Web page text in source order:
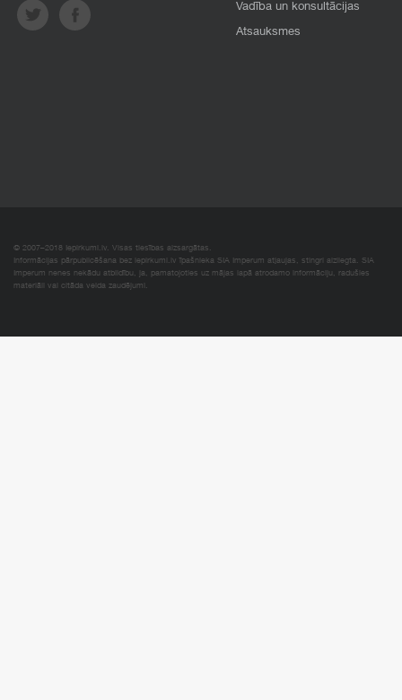
Vadība un konsultācijas
Atsauksmes
© 2007–2018 Iepirkumi.lv. Visas tiesības aizsargātas.
Informācijas pārpublicēšana bez iepirkumi.lv īpašnieka SIA Imperum atļaujas, stingri aizliegta. SIA
Imperum nenes nekādu atbildību, ja, pamatojoties uz mājas lapā atrodamo informāciju, radušies
materiāli vai citāda veida zaudējumi.